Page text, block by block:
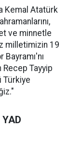
Kemal Atatürk
ve minnetle
milletimizin 19
Recep Tayyip
Türkiye